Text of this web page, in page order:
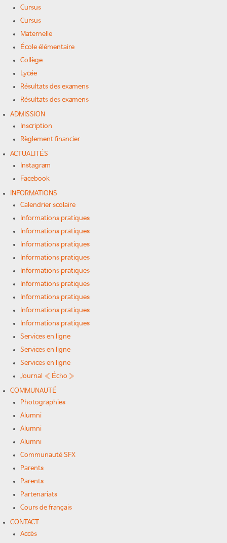
Cursus
Cursus
Maternelle
École élémentaire
Collège
Lycée
Résultats des examens
Résultats des examens
ADMISSION
Inscription
Règlement financier
ACTUALITÉS
Instagram
Facebook
INFORMATIONS
Calendrier scolaire
Informations pratiques
Informations pratiques
Informations pratiques
Informations pratiques
Informations pratiques
Informations pratiques
Informations pratiques
Informations pratiques
Informations pratiques
Services en ligne
Services en ligne
Services en ligne
Journal « Écho »
COMMUNAUTÉ
Photographies
Alumni
Alumni
Alumni
Communauté SFX
Parents
Parents
Partenariats
Cours de français
CONTACT
Accès